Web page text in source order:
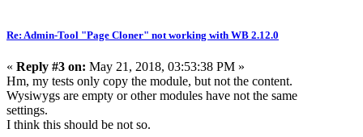
Re: Admin-Tool "Page Cloner" not working with WB 2.12.0
« Reply #3 on: May 21, 2018, 03:53:38 PM »
Hm, my tests only copy the module, but not the content.
Wysiwygs are empty or other modules have not the same
settings.
I think this should be not so.